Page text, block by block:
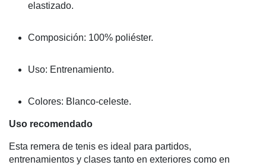
elastizado.
Composición: 100% poliéster.
Uso: Entrenamiento.
Colores: Blanco-celeste.
Uso recomendado
Esta remera de tenis es ideal para partidos,
entrenamientos y clases tanto en exteriores como en